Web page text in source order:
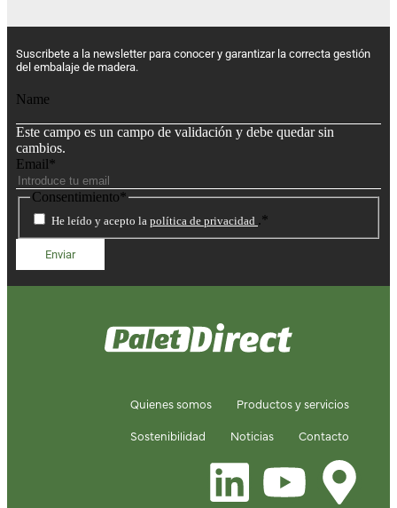
Suscribete a la newsletter para conocer y garantizar la correcta gestión
del embalaje de madera.
Name
Este campo es un campo de validación y debe quedar sin
cambios.
Email*
Consentimiento*
He leído y acepto la política de privacidad .*
Quienes somos
Productos y servicios
Sostenibilidad
Noticias Contacto